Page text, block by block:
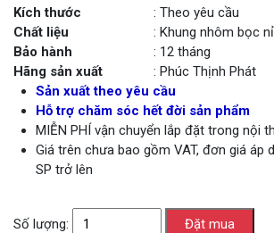
Kích thước
: Theo yêu cầu
Chất liệu
: Khung nhôm bọc
Bảo hành
: 12 tháng
Hãng sản xuất
: Phúc Thịnh Phát
Sản xuất theo yêu cầu
Hỗ trợ chăm sóc hết đời sản phẩm
MIỄN PHÍ vận chuyển lắp đặt trong nội
Giá trên chưa bao gồm VAT, đơn giá áp
SP trở lên
Số lượng: